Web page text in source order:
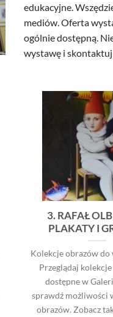
edukacyjne.
mediów. Oferta
ogólnie dostępną.
wystawę i skontaktuj
3. RAFAŁ
PLAKATY I
Kolekcje obrazów do
Przeglądaj kolekcje
dostępne w
sprawdź możliwości
obrazów. Zobacz